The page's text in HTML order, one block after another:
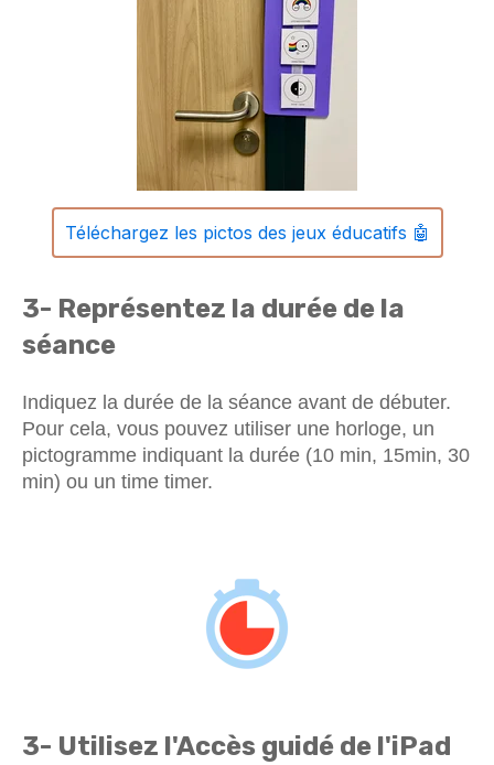
Téléchargez les pictos des jeux éducatifs 🤖
3- Représentez la durée de la
séance
Indiquez la durée de la séance avant de débuter.
Pour cela, vous pouvez utiliser une horloge, un
pictogramme indiquant la durée (10 min, 15min, 30
min) ou un time timer.
3- Utilisez l'Accès guidé de l'iPad